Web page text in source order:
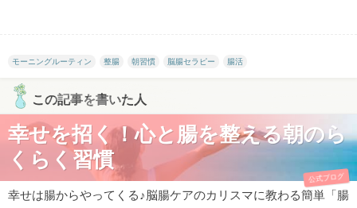
モーニングルーティン 整腸 朝習慣 脳腸セラピー 腸活
この記事を書いた人
幸せを招く！心と腸を整える朝のら
くらく習慣
公式ブログ
幸せは腸からやってくる♪脳腸ケアのカリスマに教わる簡単「腸